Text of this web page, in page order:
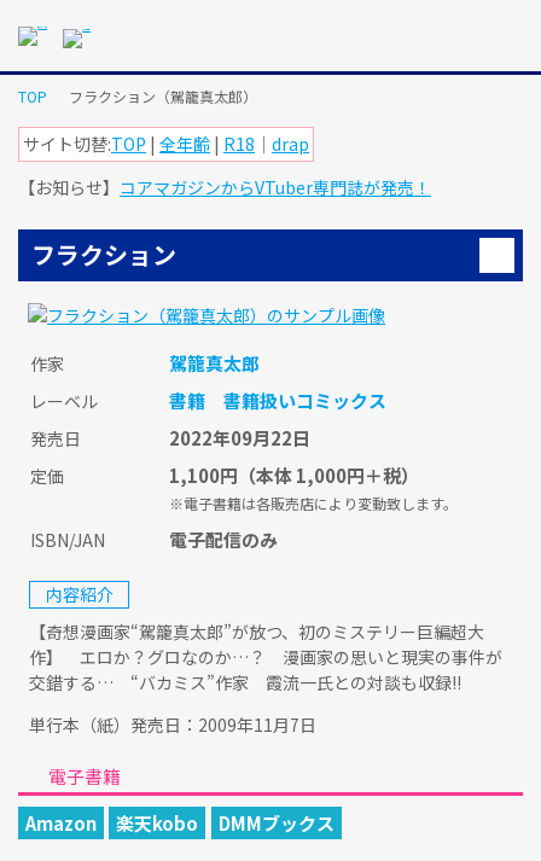
TOP フラクション（駕籠真太郎）
サイト切替:TOP | 全年齢 | R18 ｜ drap
【お知らせ】 コアマガジンからVTuber専門誌が発売！
フラクション
作家 駕籠真太郎
レーベル 書籍 書籍扱いコミックス
発売日 2022年09月22日
定価 1,100円 （本体 1,000円＋税）
※電子書籍は各販売店により変動致します。
ISBN/JAN 電子配信のみ
内容紹介
【奇想漫画家“駕籠真太郎”が放つ、初のミステリー巨編超大
作】 エロか？グロなのか…？ 漫画家の思いと現実の事件が
交錯する… “バカミス”作家 霞流一氏との対談も収録!!
単行本（紙）発売日：2009年11月7日
電子書籍
Amazon
楽天kobo DMMブックス